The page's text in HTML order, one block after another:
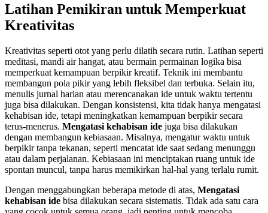
Latihan Pemikiran untuk Memperkuat
Kreativitas
Kreativitas seperti otot yang perlu dilatih secara rutin. Latihan seperti
meditasi, mandi air hangat, atau bermain permainan logika bisa
memperkuat kemampuan berpikir kreatif. Teknik ini membantu
membangun pola pikir yang lebih fleksibel dan terbuka. Selain itu,
menulis jurnal harian atau merencanakan ide untuk waktu tertentu
juga bisa dilakukan. Dengan konsistensi, kita tidak hanya mengatasi
kehabisan ide, tetapi meningkatkan kemampuan berpikir secara
terus-menerus. Mengatasi kehabisan ide juga bisa dilakukan
dengan membangun kebiasaan. Misalnya, mengatur waktu untuk
berpikir tanpa tekanan, seperti mencatat ide saat sedang menunggu
atau dalam perjalanan. Kebiasaan ini menciptakan ruang untuk ide
spontan muncul, tanpa harus memikirkan hal-hal yang terlalu rumit.
Dengan menggabungkan beberapa metode di atas, Mengatasi
kehabisan ide bisa dilakukan secara sistematis. Tidak ada satu cara